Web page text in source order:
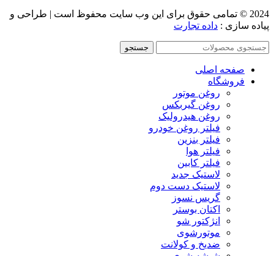
2024 © تمامی حقوق برای این وب سایت محفوظ است | طراحی و
پیاده سازی : داده تجارت
جستجو
صفحه اصلی
فروشگاه
روغن موتور
روغن گیربکس
روغن هیدرولیک
فیلتر روغن خودرو
فیلتر بنزین
فیلتر هوا
فیلتر کابین
لاستیک جدید
لاستیک دست دوم
گریس نسوز
اکتان بوستر
انژکتور شو
موتورشوی
ضدیخ و کولانت